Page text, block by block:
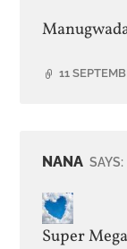
11
NANA SAYS:
Super